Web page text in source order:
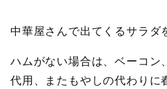
中華屋さんで出てくるサラダ
ハムがない場合は、ベーコン
代用、またもやしの代わりに